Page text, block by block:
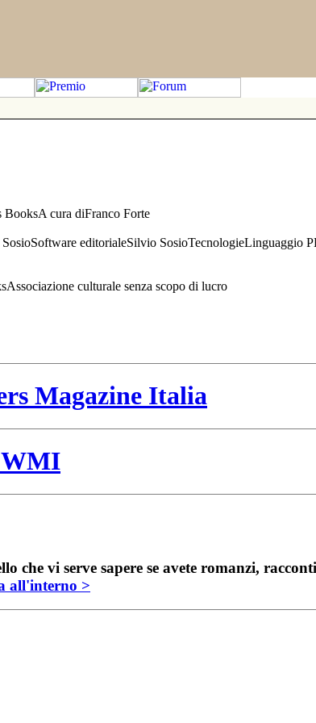
cura diFranco Forte
editorialeSilvio SosioTecnologieLinguaggio
culturale senza scopo di lucro
Magazine Italia
WMI
che vi serve sapere se avete romanzi,
all'interno >